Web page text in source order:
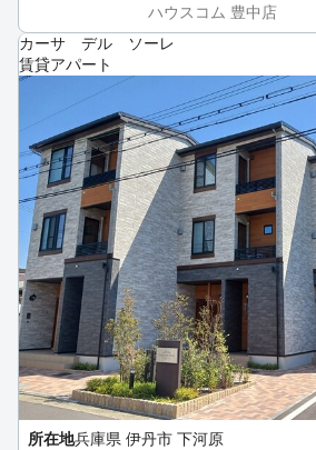
ハウスコム 豊中店
カーサ デル ソーレ
賃貸アパート
所在地兵庫県 伊丹市 下河原